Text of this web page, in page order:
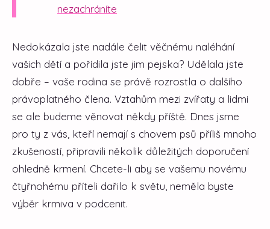
nezachráníte
Nedokázala jste nadále čelit věčnému naléhání
vašich dětí a pořídila jste jim pejska? Udělala jste
dobře – vaše rodina se právě rozrostla o dalšího
právoplatného člena. Vztahům mezi zvířaty a lidmi
se ale budeme věnovat někdy příště. Dnes jsme
pro ty z vás, kteří nemají s chovem psů příliš mnoho
zkušeností, připravili několik důležitých doporučení
ohledně krmení. Chcete-li aby se vašemu novému
čtyřnohému příteli dařilo k světu, neměla byste
výběr krmiva v podcenit.